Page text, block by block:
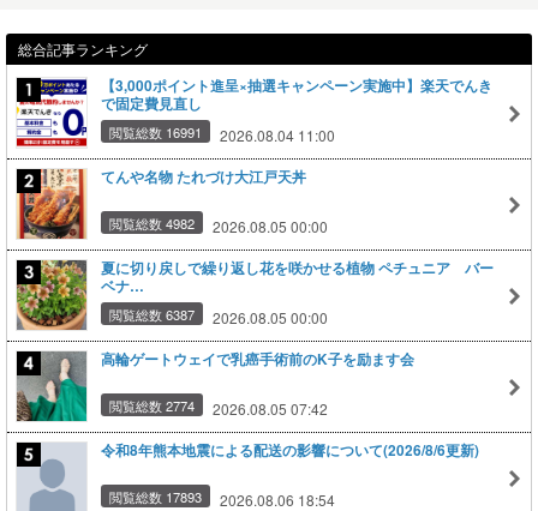
総合記事ランキング
【3,000ポイント進呈×抽選キャンペーン実施中】楽天でんき
で固定費見直し
閲覧総数 16991 2026.08.04 11:00
てんや名物 たれづけ大江戸天丼
閲覧総数 4982 2026.08.05 00:00
夏に切り戻しで繰り返し花を咲かせる植物 ペチュニア バー
ベナ…
閲覧総数 6387 2026.08.05 00:00
高輪ゲートウェイで乳癌手術前のK子を励ます会
閲覧総数 2774 2026.08.05 07:42
令和8年熊本地震による配送の影響について(2026/8/6更新)
閲覧総数 17893 2026.08.06 18:54